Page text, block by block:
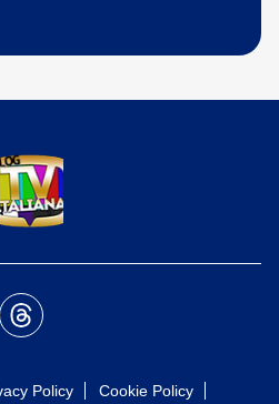
Policy Cookie Policy